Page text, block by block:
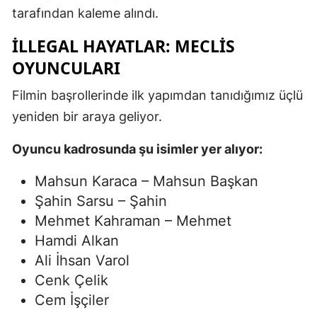
tarafından kaleme alındı.
İLLEGAL HAYATLAR: MECLIS
OYUNCULARI
Filmin başrollerinde ilk yapımdan tanıdığımız üçlü
yeniden bir araya geliyor.
Oyuncu kadrosunda şu isimler yer alıyor:
Mahsun Karaca – Mahsun Başkan
Şahin Sarsu – Şahin
Mehmet Kahraman – Mehmet
Hamdi Alkan
Ali İhsan Varol
Cenk Çelik
Cem İşçiler